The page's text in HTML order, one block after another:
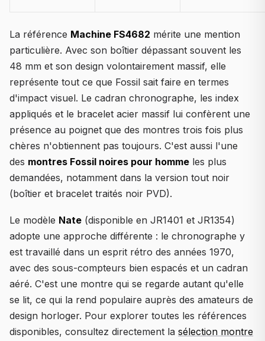
La référence Machine FS4682 mérite une mention
particulière. Avec son boîtier dépassant souvent les
48 mm et son design volontairement massif, elle
représente tout ce que Fossil sait faire en termes
d'impact visuel. Le cadran chronographe, les index
appliqués et le bracelet acier massif lui confèrent une
présence au poignet que des montres trois fois plus
chères n'obtiennent pas toujours. C'est aussi l'une
des montres Fossil noires pour homme les plus
demandées, notamment dans la version tout noir
(boîtier et bracelet traités noir PVD).
Le modèle Nate (disponible en JR1401 et JR1354)
adopte une approche différente : le chronographe y
est travaillé dans un esprit rétro des années 1970,
avec des sous-compteurs bien espacés et un cadran
aéré. C'est une montre qui se regarde autant qu'elle
se lit, ce qui la rend populaire auprès des amateurs de
design horloger. Pour explorer toutes les références
disponibles, consultez directement la sélection montre